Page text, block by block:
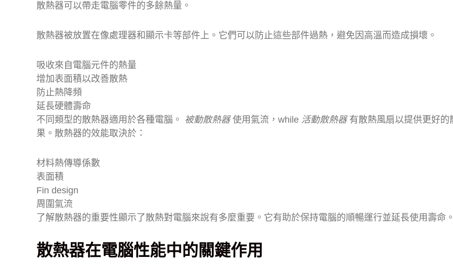
散熱器可以帶走電腦零件的多餘熱量。
散熱器被放置在像處理器和顯示卡等部件上。它們可以防止這些部件過熱，避免因高溫而造成損壞。
吸收來自電腦元件的熱量
增加表面積以改善散熱
防止熱降頻
延長硬體壽命
不同類型的散熱器適用於各種電腦。 被動散熱器使用氣流，while 活動散熱器有散熱風扇以提供更好的
果。散熱器的效能取決於：
材料熱傳導係數
表面積
Fin design
周圍氣流
了解散熱器的重要性顯示了散熱對電腦來說有多麼重要。它有助於保持電腦的順暢運行並延長使用壽命
散熱器在電腦性能中的關鍵作用